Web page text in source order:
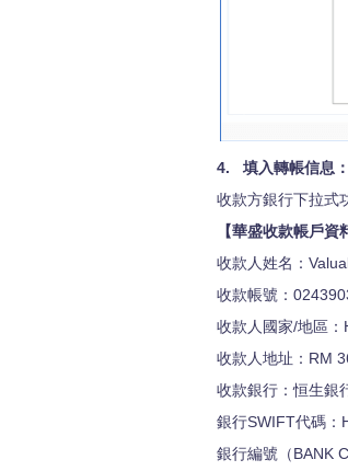
4. 填入轉帳信息：
收款方銀行下拉式
【華盛收款帳戶資
收款人姓名：
收款帳號：
收款人國家/地區
收款人地址：RM
收款銀行：恒生銀
銀行SWIFT代碼：
銀行編號（BANK